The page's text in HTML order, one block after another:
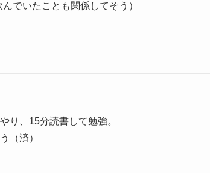
でいたことも関係してそう）
り、15分読書して勉強。
（済）